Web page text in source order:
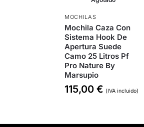
MOCHILAS
Mochila Caza Con
Sistema Hook De
Apertura Suede
Camo 25 Litros Pf
Pro Nature By
Marsupio
115,00 € (IVA incluido)